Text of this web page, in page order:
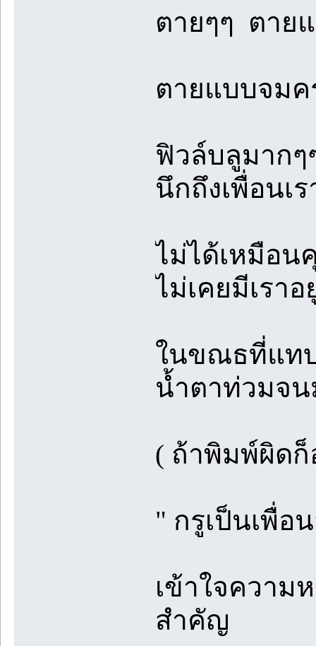
ตายๆๆ ตาย
ตายแบบจมค
ฟิวล์บลูมากๆ
นึกถึงเพื่อนเร
ไม่ได้เหมือ
ไม่เคยมีเรา
ในขณธที่แทบ
น้ำตาท่วมจน
( ถ้าพิมพ์ผิดก็
" กรูเป็นเพื่อ
เข้าใจความ
สำคัญ